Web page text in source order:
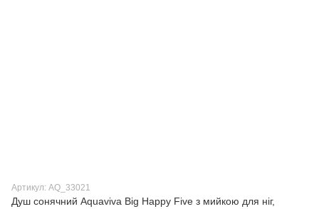
Артикул: AQ_33021
Душ сонячний Aquaviva Big Happy Five з мийкою для ніг,